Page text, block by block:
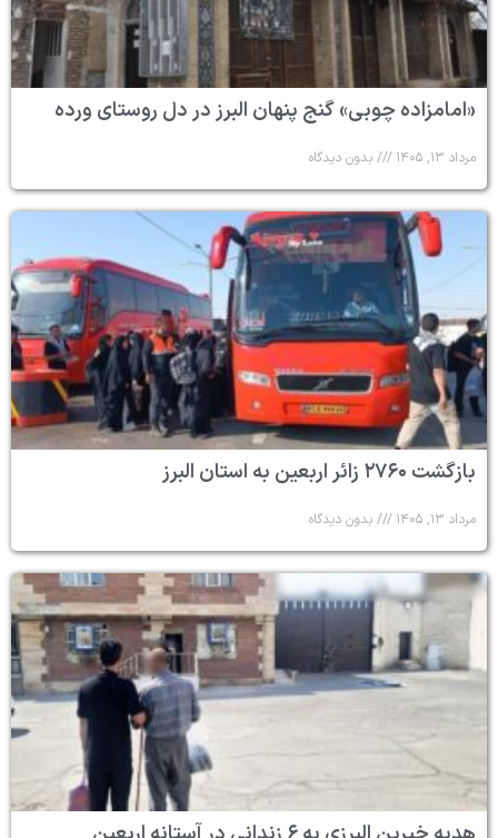
«امامزاده چوبی» گنج پنهان البرز در دل روستای ورده
مرداد ۱۳, ۱۴۰۵ بدون دیدگاه
بازگشت ۲۷۶۰ زائر اربعین به استان البرز
مرداد ۱۳, ۱۴۰۵ بدون دیدگاه